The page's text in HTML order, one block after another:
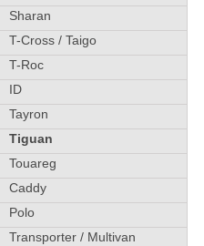
Sharan
T-Cross / Taigo
T-Roc
ID
Tayron
Tiguan
Touareg
Caddy
Polo
Transporter / Multivan